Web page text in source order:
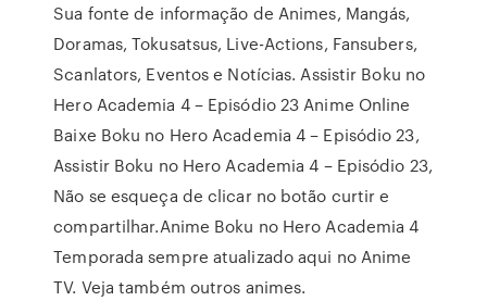
Sua fonte de informação de Animes, Mangás,
Doramas, Tokusatsus, Live-Actions, Fansubers,
Scanlators, Eventos e Notícias. Assistir Boku no
Hero Academia 4 – Episódio 23 Anime Online
Baixe Boku no Hero Academia 4 – Episódio 23,
Assistir Boku no Hero Academia 4 – Episódio 23,
Não se esqueça de clicar no botão curtir e
compartilhar.Anime Boku no Hero Academia 4
Temporada sempre atualizado aqui no Anime
TV. Veja também outros animes.